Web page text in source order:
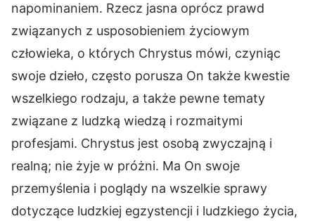
napominaniem. Rzecz jasna oprócz prawd
związanych z usposobieniem życiowym
człowieka, o których Chrystus mówi, czyniąc
swoje dzieło, często porusza On także kwestie
wszelkiego rodzaju, a także pewne tematy
związane z ludzką wiedzą i rozmaitymi
profesjami. Chrystus jest osobą zwyczajną i
realną; nie żyje w próżni. Ma On swoje
przemyślenia i poglądy na wszelkie sprawy
dotyczące ludzkiej egzystencji i ludzkiego życia,